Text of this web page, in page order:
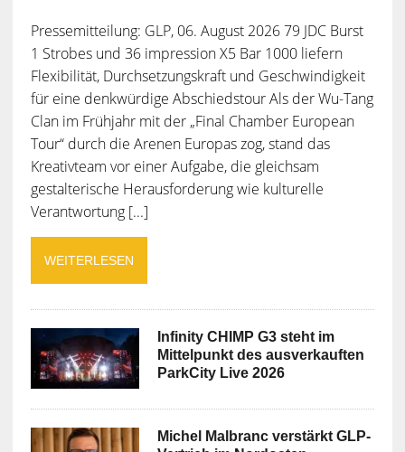
Pressemitteilung: GLP, 06. August 2026 79 JDC Burst
1 Strobes und 36 impression X5 Bar 1000 liefern
Flexibilität, Durchsetzungskraft und Geschwindigkeit
für eine denkwürdige Abschiedstour Als der Wu-Tang
Clan im Frühjahr mit der „Final Chamber European
Tour“ durch die Arenen Europas zog, stand das
Kreativteam vor einer Aufgabe, die gleichsam
gestalterische Herausforderung wie kulturelle
Verantwortung [...]
WEITERLESEN
Infinity CHIMP G3 steht im
Mittelpunkt des ausverkauften
ParkCity Live 2026
Michel Malbranc verstärkt GLP-